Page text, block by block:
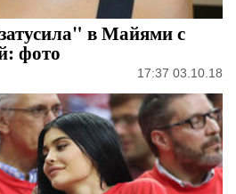
в Майями с
фото
17:37 03.10.18